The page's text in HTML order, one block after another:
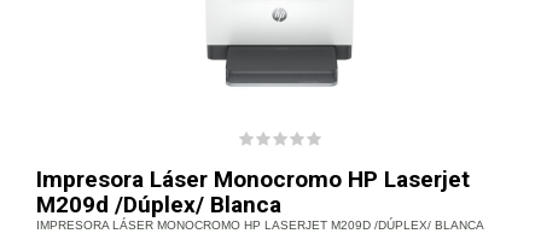
Impresora Láser Monocromo HP Laserjet
M209d /Dúplex/ Blanca
IMPRESORA LÁSER MONOCROMO HP LASERJET M209D /DÚPLEX/ BLANCA